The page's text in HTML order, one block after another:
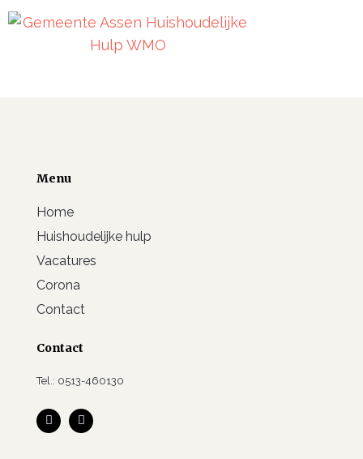
Menu
Home
Huishoudelijke hulp
Vacatures
Corona
Contact
Contact
Tel.: 0513-460130